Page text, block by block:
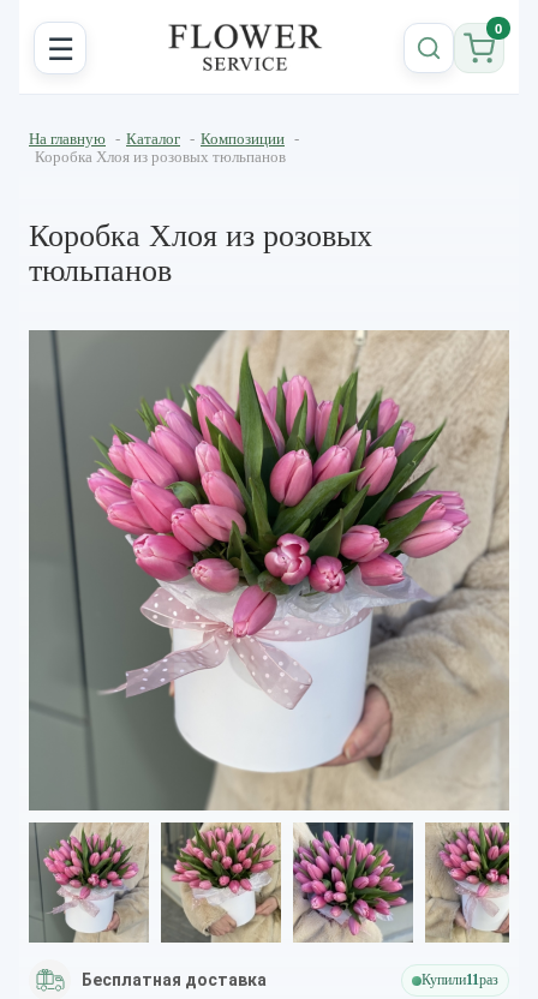
☰ 0
На главную - Каталог - Композиции -
Коробка Хлоя из розовых тюльпанов
Коробка Хлоя из розовых
тюльпанов
Бесплатная доставка Купили11раз